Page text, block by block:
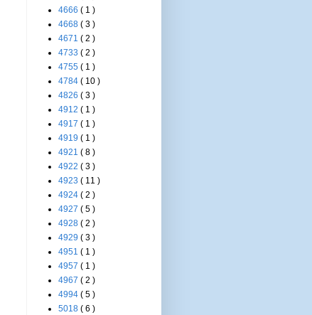
4666 ( 1 )
4668 ( 3 )
4671 ( 2 )
4733 ( 2 )
4755 ( 1 )
4784 ( 10 )
4826 ( 3 )
4912 ( 1 )
4917 ( 1 )
4919 ( 1 )
4921 ( 8 )
4922 ( 3 )
4923 ( 11 )
4924 ( 2 )
4927 ( 5 )
4928 ( 2 )
4929 ( 3 )
4951 ( 1 )
4957 ( 1 )
4967 ( 2 )
4994 ( 5 )
5018 ( 6 )